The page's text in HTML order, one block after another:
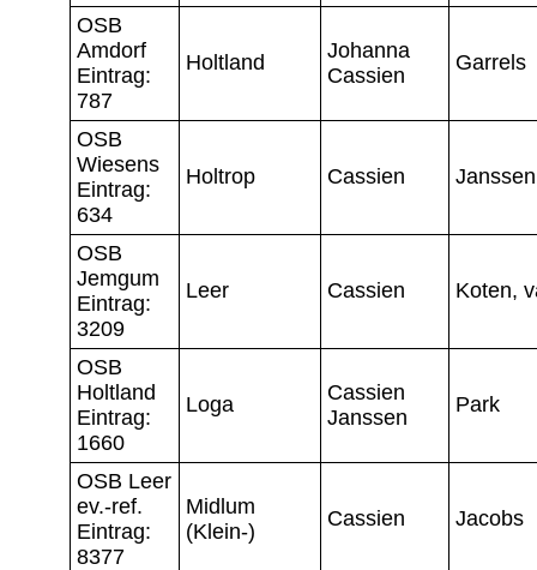
OSB
Amdorf
Eintrag:
787
Holtland
Johanna
Cassien
Garrels
OSB
Wiesens
Eintrag:
634
Holtrop Cassien Janssen
OSB
Jemgum
Eintrag:
3209
Leer Cassien Koten,
OSB
Holtland
Eintrag:
1660
Loga
Cassien
Janssen
Park
OSB Leer
ev.-ref.
Eintrag:
8377
Midlum
(Klein-)
Cassien Jacobs